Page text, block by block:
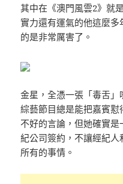
其中在《澳門風雲2》就
實力還有運氣的他這麼
的是非常厲害了。
金星，全憑一張「毒舌
綜藝節目總是能把嘉賓
不好的言論，但她確實
紀公司簽約，不讓經紀
所有的事情。‍